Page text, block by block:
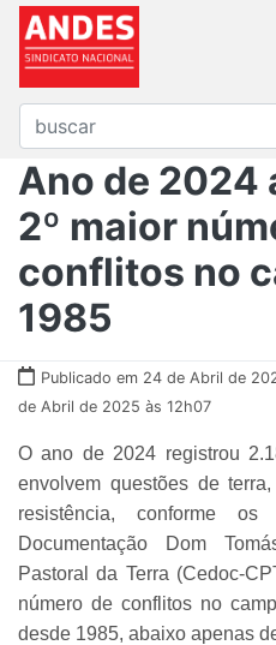
Ano de 2024
2º maior
conflitos no
1985
Publicado em 24 de Abril de
de Abril de 2025 às 12h07
O ano de 2024 registrou
envolvem questões de
resistência, conforme
Documentação Dom
Pastoral da Terra (Cedoc-
número de conflitos no
desde 1985, abaixo apenas